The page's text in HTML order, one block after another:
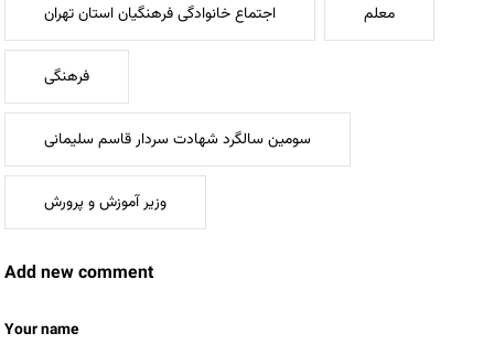
اجتماع خانوادگی فرهنگیان استان تهران معلم
فرهنگی
سومین سالگرد شهادت سردار قاسم سلیمانی
وزیر آموزش و پرورش
Add new comment
Your name